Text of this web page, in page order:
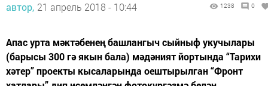
автор, 21 апрель 2018 - 10:44 1238 0
Апас урта мәктәбенең башлангыч сыйныф укучылары
(барысы 300 гә якын бала) мәдәният йортында “Тарихи
хәтер” проекты кысаларында оештырылган “Фронт